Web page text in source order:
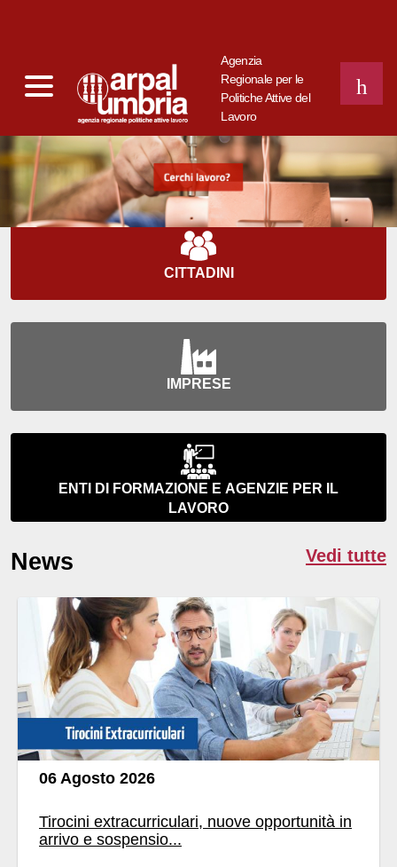
Agenzia
Regionale per le
Politiche Attive del
Lavoro
CERCA
CITTADINI
IMPRESE
ENTI DI FORMAZIONE E AGENZIE PER IL
LAVORO
News Vedi tutte
06 Agosto 2026
Tirocini extracurriculari, nuove opportunità in
arrivo e sospensio...